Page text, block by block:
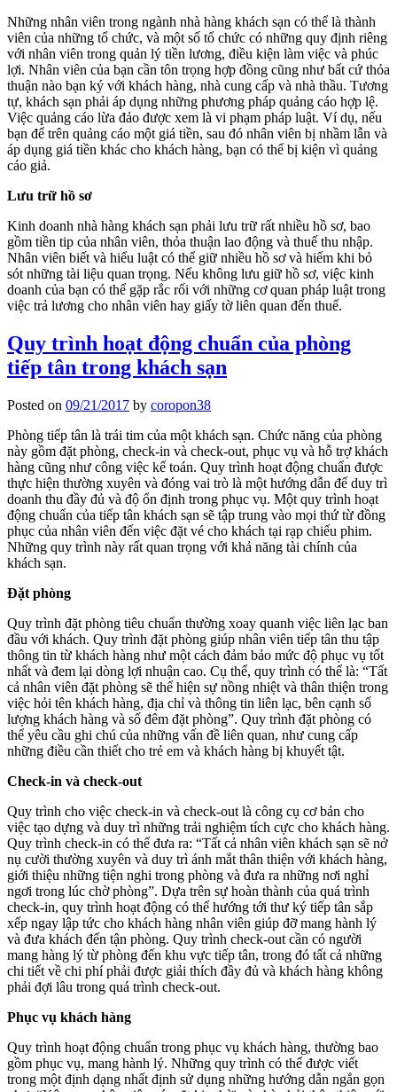
Những nhân viên trong ngành nhà hàng khách sạn có thể là thành
viên của những tổ chức, và một số tổ chức có những quy định riêng
với nhân viên trong quản lý tiền lương, điều kiện làm việc và phúc
lợi. Nhân viên của bạn cần tôn trọng hợp đồng cũng như bất cứ thỏa
thuận nào bạn ký với khách hàng, nhà cung cấp và nhà thầu. Tương
tự, khách sạn phải áp dụng những phương pháp quảng cáo hợp lệ.
Việc quảng cáo lừa đảo được xem là vi phạm pháp luật. Ví dụ, nếu
bạn để trên quảng cáo một giá tiền, sau đó nhân viên bị nhầm lẫn và
áp dụng giá tiền khác cho khách hàng, bạn có thể bị kiện vì quảng
cáo giả.
Lưu trữ hồ sơ
Kinh doanh nhà hàng khách sạn phải lưu trữ rất nhiều hồ sơ, bao
gồm tiền tip của nhân viên, thỏa thuận lao động và thuế thu nhập.
Nhân viên biết và hiểu luật có thể giữ nhiều hồ sơ và hiếm khi bỏ
sót những tài liệu quan trọng. Nếu không lưu giữ hồ sơ, việc kinh
doanh của bạn có thể gặp rắc rối với những cơ quan pháp luật trong
việc trả lương cho nhân viên hay giấy tờ liên quan đến thuế.
Quy trình hoạt động chuẩn của phòng
tiếp tân trong khách sạn
Posted on 09/21/2017 by coropon38
Phòng tiếp tân là trái tim của một khách sạn. Chức năng của phòng
này gồm đặt phòng, check-in và check-out, phục vụ và hỗ trợ khách
hàng cũng như công việc kế toán. Quy trình hoạt động chuẩn được
thực hiện thường xuyên và đóng vai trò là một hướng dẫn để duy trì
doanh thu đầy đủ và độ ổn định trong phục vụ. Một quy trình hoạt
động chuẩn của tiếp tân khách sạn sẽ tập trung vào mọi thứ từ đồng
phục của nhân viên đến việc đặt vé cho khách tại rạp chiếu phim.
Những quy trình này rất quan trọng với khả năng tài chính của
khách sạn.
Đặt phòng
Quy trình đặt phòng tiêu chuẩn thường xoay quanh việc liên lạc ban
đầu với khách. Quy trình đặt phòng giúp nhân viên tiếp tân thu tập
thông tin từ khách hàng như một cách đảm bảo mức độ phục vụ tốt
nhất và đem lại dòng lợi nhuận cao. Cụ thể, quy trình có thể là: “Tất
cả nhân viên đặt phòng sẽ thể hiện sự nồng nhiệt và thân thiện trong
việc hỏi tên khách hàng, địa chỉ và thông tin liên lạc, bên cạnh số
lượng khách hàng và số đêm đặt phòng”. Quy trình đặt phòng có
thể yêu cầu ghi chú của những vấn đề liên quan, như cung cấp
những điều cần thiết cho trẻ em và khách hàng bị khuyết tật.
Check-in và check-out
Quy trình cho việc check-in và check-out là công cụ cơ bản cho
việc tạo dựng và duy trì những trải nghiệm tích cực cho khách hàng.
Quy trình check-in có thể đưa ra: “Tất cả nhân viên khách sạn sẽ nở
nụ cười thường xuyên và duy trì ánh mắt thân thiện với khách hàng,
giới thiệu những tiện nghi trong phòng và đưa ra những nơi nghỉ
ngơi trong lúc chờ phòng”. Dựa trên sự hoàn thành của quá trình
check-in, quy trình hoạt động có thể hướng tới thư ký tiếp tân sắp
xếp ngay lập tức cho khách hàng nhân viên giúp đỡ mang hành lý
và đưa khách đến tận phòng. Quy trình check-out cần có người
mang hàng lý từ phòng đến khu vực tiếp tân, trong đó tất cả những
chi tiết về chi phí phải được giải thích đầy đủ và khách hàng không
phải đợi lâu trong quá trình check-out.
Phục vụ khách hàng
Quy trình hoạt động chuẩn trong phục vụ khách hàng, thường bao
gồm phục vụ, mang hành lý. Những quy trình có thể được viết
trong một định dạng nhất định sử dụng những hướng dẫn ngắn gọn